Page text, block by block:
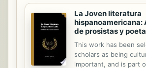
La Joven literatura
hispanoamericana:
de prosistas y
This work has been
scholars as being
important, and is part